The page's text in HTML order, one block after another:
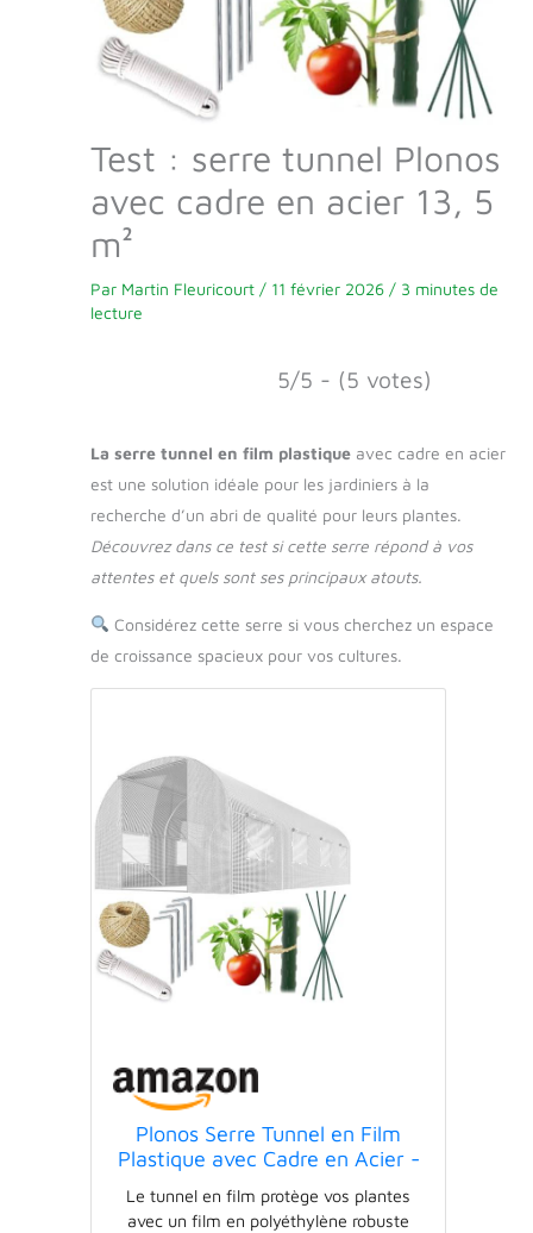
Test : serre tunnel Plonos
avec cadre en acier 13, 5
m²
Par Martin Fleuricourt / 11 février 2026 / 3 minutes de
lecture
5/5 - (5 votes)
La serre tunnel en film plastique avec cadre en acier
est une solution idéale pour les jardiniers à la
recherche d’un abri de qualité pour leurs plantes.
Découvrez dans ce test si cette serre répond à vos
attentes et quels sont ses principaux atouts.
Considérez cette serre si vous cherchez un espace
de croissance spacieux pour vos cultures.
Plonos Serre Tunnel en Film
Plastique avec Cadre en Acier -
avec Support pour Plantes - 3 x
4,5 x 2 m - 13,5 m² - Blanc
Le tunnel en film protège vos plantes
avec un film en polyéthylène robuste